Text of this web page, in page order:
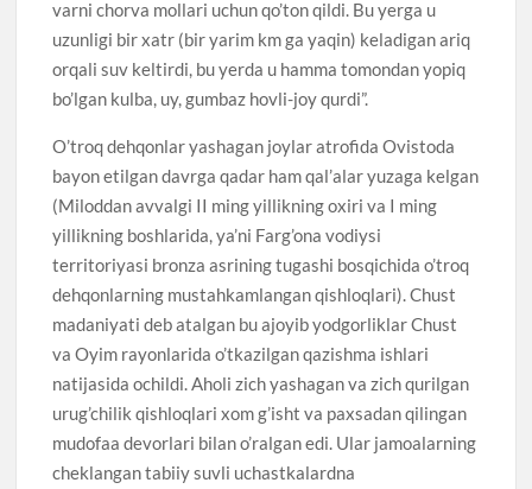
varni chorva mollari uchun qo’ton qildi. Bu yerga u
uzunligi bir xatr (bir yarim km ga yaqin) keladigan ariq
orqali suv keltirdi, bu yerda u hamma tomondan yopiq
bo’lgan kulba, uy, gumbaz hovli-joy qurdi”.
O’troq dehqonlar yashagan joylar atrofida Ovistoda
bayon etilgan davrga qadar ham qal’alar yuzaga kelgan
(Miloddan avvalgi II ming yillikning oxiri va I ming
yillikning boshlarida, ya’ni Farg’ona vodiysi
territoriyasi bronza asrining tugashi bosqichida o’troq
dehqonlarning mustahkamlangan qishloqlari). Chust
madaniyati deb atalgan bu ajoyib yodgorliklar Chust
va Oyim rayonlarida o’tkazilgan qazishma ishlari
natijasida ochildi. Aholi zich yashagan va zich qurilgan
urug’chilik qishloqlari xom g’isht va paxsadan qilingan
mudofaa devorlari bilan o’ralgan edi. Ular jamoalarning
cheklangan tabiiy suvli uchastkalardna